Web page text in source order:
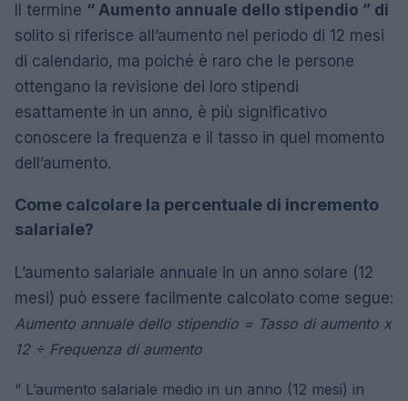
Il termine “ Aumento annuale dello stipendio ” di
solito si riferisce all’aumento nel periodo di 12 mesi
di calendario, ma poiché è raro che le persone
ottengano la revisione dei loro stipendi
esattamente in un anno, è più significativo
conoscere la frequenza e il tasso in quel momento
dell’aumento.
Come calcolare la percentuale di incremento
salariale?
L’aumento salariale annuale in un anno solare (12
mesi) può essere facilmente calcolato come segue:
Aumento annuale dello stipendio = Tasso di aumento x
12 ÷ Frequenza di aumento
“ L’aumento salariale medio in un anno (12 mesi) in